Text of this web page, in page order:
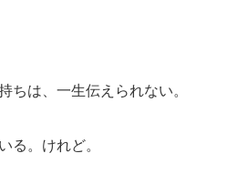
ちは、一生伝えられない。
。けれど。